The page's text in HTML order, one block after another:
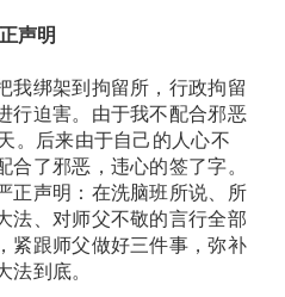
声明
我绑架到拘留所，行政拘留
行迫害。由于我不配合邪恶
。后来由于自己的人心不
了邪恶，违心的签了字。
正声明：在洗脑班所说、所
法、对师父不敬的言行全部
紧跟师父做好三件事，弥补
到底。